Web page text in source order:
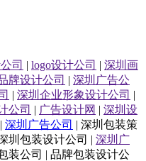
司 | logo设计公司 | 深圳画
牌设计公司 | 深圳广告公
| 深圳企业形象设计公司 |
公司 | 广告设计网 | 深圳设
深圳广告公司 | 深圳包装策
圳包装设计公司 | 深圳广
装公司 | 品牌包装设计公